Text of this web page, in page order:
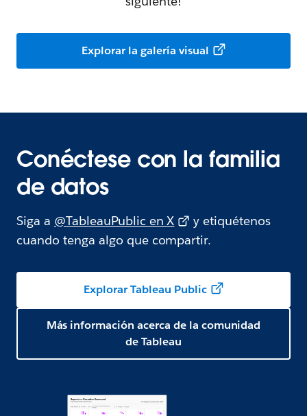
Explorar la galería visual
Conéctese con la familia
de datos
Siga a @TableauPublic en X
y etiquétenos
cuando tenga algo que compartir.
Explorar Tableau Public
Más información acerca de la comunidad
de Tableau